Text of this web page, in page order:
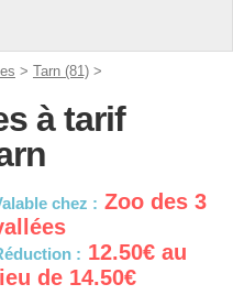
> Tarn (81)>
à tarif
chez : Zoo des 3
: 12.50€ au
lieu de 14.50€